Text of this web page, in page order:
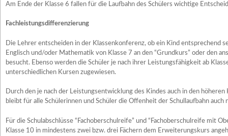
Am Ende der Klasse 6 fallen für die Laufbahn des Schülers wichtige
Fachleistungsdifferenzierung
Die Lehrer entscheiden in der Klassenkonferenz, ob ein Kind entsprechend
Englisch und/oder Mathematik von Klasse 7 an den “Grundkurs” oder den
besucht. Ebenso werden die Schüler je nach ihrer Leistungsfähigkeit ab
unterschiedlichen Kursen zugewiesen.
Durch den je nach der Leistungsentwicklung des Kindes auch in den
bleibt für alle Schülerinnen und Schüler die Offenheit der Schullaufbahn auch
Für die Schulabschlüsse “Fachoberschulreife” und “Fachoberschulreife mit
Klasse 10 in mindestens zwei bzw. drei Fächern dem Erweiterungskurs